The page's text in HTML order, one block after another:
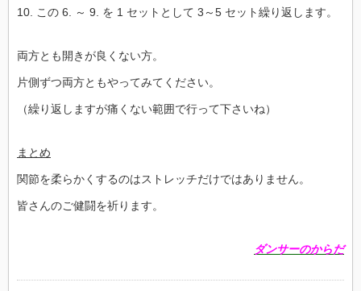
10. この 6. ～ 9. を 1 セットとして 3～5 セット繰り返します。
両方とも開きが良くない方。
片側ずつ両方ともやってみてください。
（繰り返しますが痛くない範囲で行って下さいね）
まとめ
関節を柔らかくするのはストレッチだけではありません。
皆さんのご健闘を祈ります。
ダンサーのからだ